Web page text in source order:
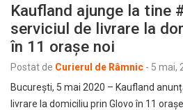
Kaufland ajunge la tine
serviciul de livrare la
în 11 orașe noi
Postat de Curierul de Râmnic - 5 mai,
București, 5 mai 2020 – Kaufland
livrare la domiciliu prin Glovo în 11 orașe